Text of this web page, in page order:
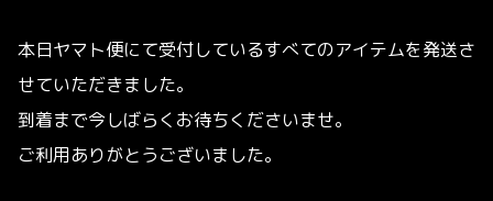
本日ヤマト便にて受付しているすべてのアイテムを発送さ
せていただきました。
到着まで今しばらくお待ちくださいませ。
ご利用ありがとうございました。